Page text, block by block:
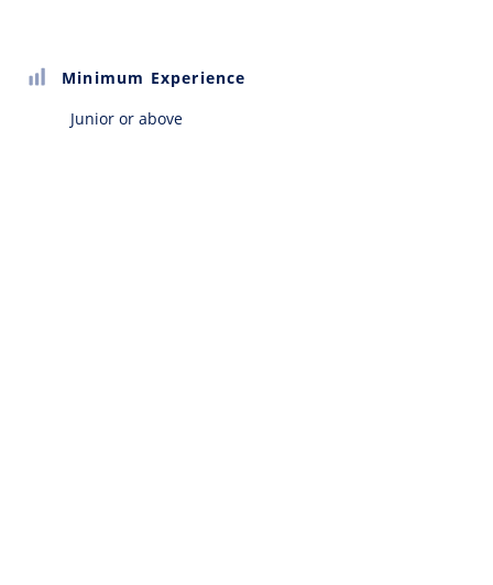
Minimum Experience
Junior or above